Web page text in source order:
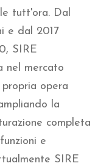
tutt'ora. Dal
e dal 2017
SIRE
nel mercato
opera
la
completa
e
SIRE